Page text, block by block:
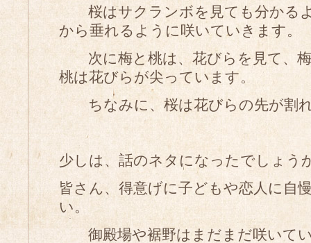
桜はサクランボを見ても分かる
から垂れるように咲いていきます。
次に梅と桃は、花びらを見て、梅
桃は花びらが尖っています。
ちなみに、桜は花びらの先が割
少しは、話のネタになったでしょう
皆さん、得意げに子どもや恋人に自
い。
御殿場や裾野はまだまだ咲いて